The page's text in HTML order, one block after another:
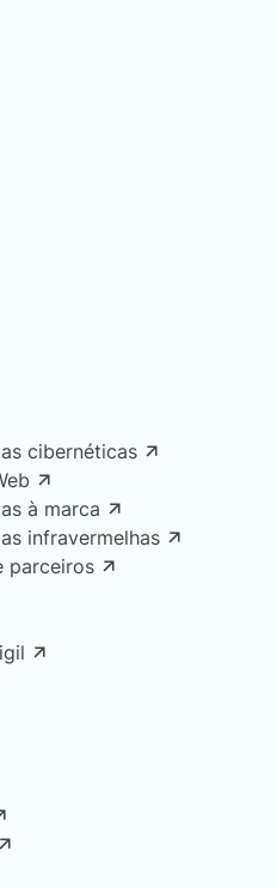
cibernéticas
à marca
infravermelhas
parceiros